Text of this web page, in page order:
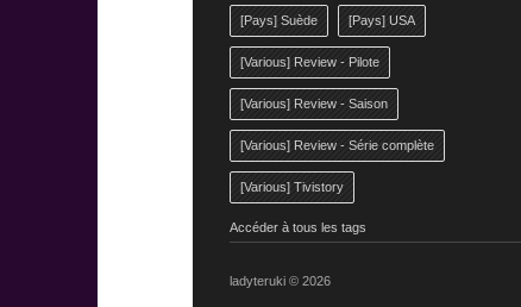
[Pays] Suède [Pays] USA
[Various] Review - Pilote
[Various] Review - Saison
[Various] Review - Série complète
[Various] Tivistory
Accéder à tous les tags
ladyteruki © 2026